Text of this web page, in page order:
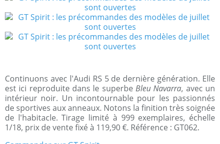
Continuons avec l'Audi RS 5 de dernière génération. Elle
est ici reproduite dans le superbe Bleu Navarra, avec un
intérieur noir. Un incontournable pour les passionnés
de sportives aux anneaux. Notons la finition très soignée
de l'habitacle. Tirage limité à 999 exemplaires, échelle
1/18, prix de vente fixé à 119,90 €. Référence : GT062.